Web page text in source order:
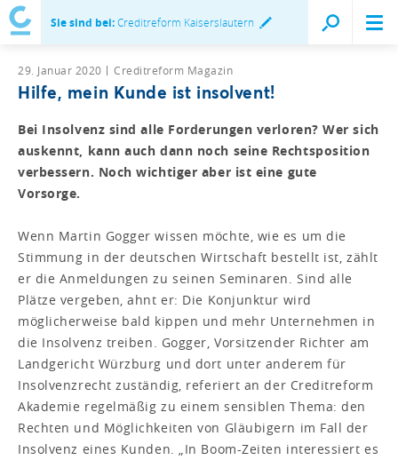
Sie sind bei:Creditreform Kaiserslautern
29. Januar 2020 Creditreform Magazin
Hilfe, mein Kunde ist insolvent!
Bei Insolvenz sind alle Forderungen verloren? Wer sich
auskennt, kann auch dann noch seine Rechtspo­sition
verbessern. Noch wichtiger aber ist eine gute
Vorsorge.
Wenn Martin Gogger wissen möchte, wie es um die
Stimmung in der deutschen Wirtschaft bestellt ist, zählt
er die Anmeldungen zu seinen Seminaren. Sind alle
Plätze vergeben, ahnt er: Die Konjunktur wird
möglicherweise bald kippen und mehr Unternehmen in
die Insolvenz treiben. Gogger, Vorsitzender Richter am
Landgericht Würzburg und dort unter anderem für
Insolvenzrecht zuständig, referiert an der Creditreform
Akademie regelmäßig zu einem sensiblen Thema: den
Rechten und Möglichkeiten von Gläubigern im Fall der
Insolvenz eines Kunden. „In Boom-Zeiten interessiert es